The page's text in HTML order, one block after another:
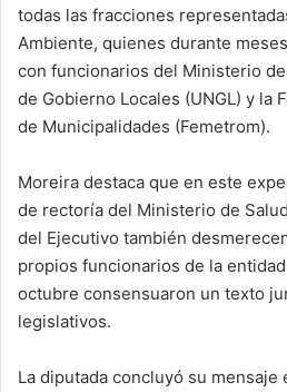
todas las fracciones
Ambiente, quienes durante
con funcionarios del Ministerio
de Gobierno Locales (UNGL) y la
de Municipalidades (Femetrom).
Moreira destaca que en este
de rectoría del Ministerio de
del Ejecutivo también
propios funcionarios de la
octubre consensuaron un texto
legislativos.
La diputada concluyó su mensaje